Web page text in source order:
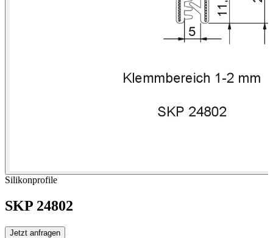
Silikonprofile
SKP 24802
Jetzt anfragen